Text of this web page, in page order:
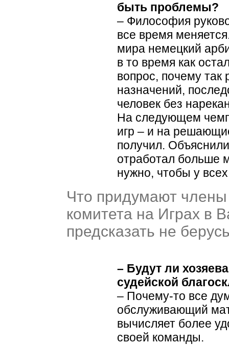
быть проблемы?
– Философия
все время
мира немецкий
в то время как
вопрос, почему так
назначений,
человек без
На следующем
игр – и на
получил.
отработал больше
нужно, чтобы у
Что придумают члены
комитета на Играх в
предсказать не
– Будут ли
судейской
– Почему-то все
обслуживающий
вычисляет более
своей команды.